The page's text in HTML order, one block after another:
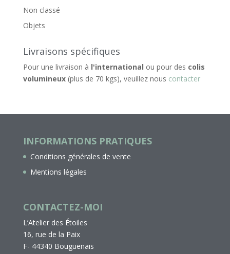
Non classé
Objets
Livraisons spécifiques
Pour une livraison à l'international ou pour des colis
volumineux(plus de 70 kgs), veuillez nous contacter
INFORMATIONS PRATIQUES
Conditions générales de vente
Mentions légales
CONTACTEZ-MOI
L’Atelier des Étoiles
16, rue de la Paix
F- 44340 Bouguenais